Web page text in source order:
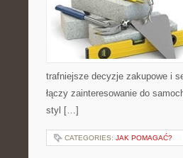
trafniejsze decyzje zakupowe i
łączy zainteresowanie do
styl […]
CATEGORIES: JAK POMAGAĆ?